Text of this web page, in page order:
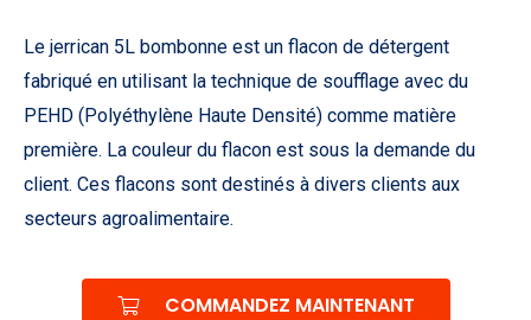
Le jerrican 5L bombonne est un flacon de détergent
fabriqué en utilisant la technique de soufflage avec du
PEHD (Polyéthylène Haute Densité) comme matière
première. La couleur du flacon est sous la demande du
client. Ces flacons sont destinés à divers clients aux
secteurs agroalimentaire.
COMMANDEZ MAINTENANT